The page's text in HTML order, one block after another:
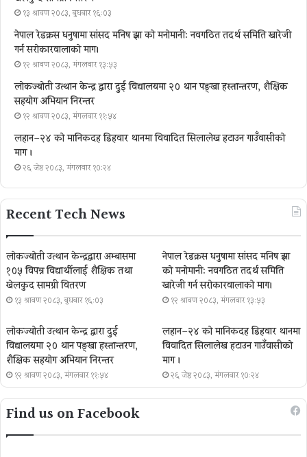
१३ श्रावण २०८३, बुधबार १६:०३
नेपाल रेडक्रस धनुषामा सांसद मनिष झा को मनोमानी: नवगठित तदर्थ समिति खारेजी
गर्न सरोकारवालाको माग।
१२ श्रावण २०८३, मंगलवार १३:५३
लोकज्योती उत्थान केन्द्र द्वारा दुई विद्यालयमा २० थान पङ्खा हस्तान्तरण, शैक्षिक
सहयोग अभियान निरन्तर
१२ श्रावण २०८३, मंगलवार ११:५४
लहान–२४ को मानिकदह डिहवार थानमा विवादित सिलालेख हटाउन गाउँवासीको
माग ।
२६ जेष्ठ २०८३, मंगलवार १०:२४
Recent Tech News
लोकज्योती उत्थान केन्द्रद्वारा अम्बासमा
१०५ विपन्न विद्यार्थीलाई शैक्षिक तथा
खेलकुद सामग्री वितरण
१३ श्रावण २०८३, बुधबार १६:०३
नेपाल रेडक्रस धनुषामा सांसद मनिष झा
को मनोमानी: नवगठित तदर्थ समिति
खारेजी गर्न सरोकारवालाको माग।
१२ श्रावण २०८३, मंगलवार १३:५३
लोकज्योती उत्थान केन्द्र द्वारा दुई
विद्यालयमा २० थान पङ्खा हस्तान्तरण,
शैक्षिक सहयोग अभियान निरन्तर
१२ श्रावण २०८३, मंगलवार ११:५४
लहान–२४ को मानिकदह डिहवार थानमा
विवादित सिलालेख हटाउन गाउँवासीको
माग ।
२६ जेष्ठ २०८३, मंगलवार १०:२४
Find us on Facebook